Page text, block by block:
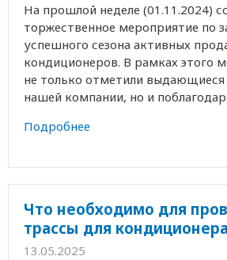
На прошлой неделе (01.11.2024)
торжественное мероприятие по
успешного сезона активных
кондиционеров. В рамках этого
не только отметили выдающиеся
нашей компании, но и
Подробнее
Что необходимо для
трассы для кондиционера
13.05.2025